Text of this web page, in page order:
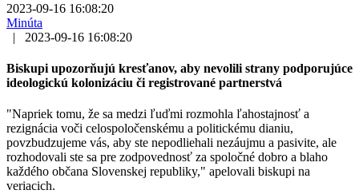
2023-09-16 16:08:20
Minúta
|
2023-09-16 16:08:20
Biskupi upozorňujú kresťanov, aby nevolili strany podporujúce
ideologickú kolonizáciu či registrované partnerstvá
"Napriek tomu, že sa medzi ľuďmi rozmohla ľahostajnosť a
rezignácia voči celospoločenskému a politickému dianiu,
povzbudzujeme vás, aby ste nepodliehali nezáujmu a pasivite, ale
rozhodovali ste sa pre zodpovednosť za spoločné dobro a blaho
každého občana Slovenskej republiky," apelovali biskupi na
veriacich.